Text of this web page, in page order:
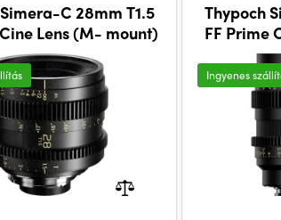
C 28mm T1.5
Lens (M- mount)
Thypoch
FF Prime
Ingyenes